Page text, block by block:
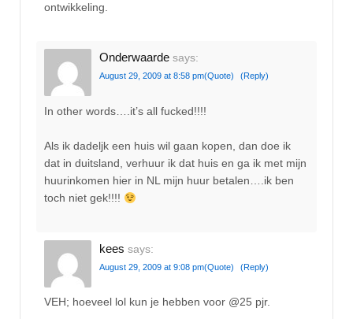
ontwikkeling.
Onderwaarde says:
August 29, 2009 at 8:58 pm(Quote) (Reply)
In other words….it’s all fucked!!!!
Als ik dadeljk een huis wil gaan kopen, dan doe ik
dat in duitsland, verhuur ik dat huis en ga ik met mijn
huurinkomen hier in NL mijn huur betalen….ik ben
toch niet gek!!!!
kees says:
August 29, 2009 at 9:08 pm(Quote) (Reply)
VEH; hoeveel lol kun je hebben voor @25 pjr.